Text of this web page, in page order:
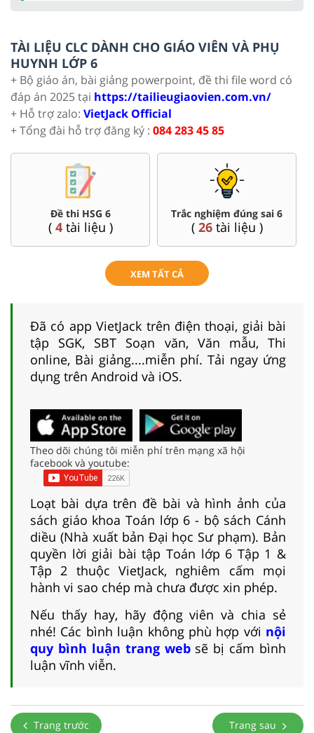
TÀI LIỆU CLC DÀNH CHO GIÁO VIÊN VÀ PHỤ
HUYNH LỚP 6
+ Bộ giáo án, bài giảng powerpoint, đề thi file word có
đáp án 2025 tại https://tailieugiaovien.com.vn/
+ Hỗ trợ zalo: VietJack Official
+ Tổng đài hỗ trợ đăng ký : 084 283 45 85
Đề thi HSG 6
( 4tài liệu )
Trắc nghiệm đúng sai 6
( 26tài liệu )
XEM TẤT CẢ
Đã có app VietJack trên điện thoại, giải bài
tập SGK, SBT Soạn văn, Văn mẫu, Thi
online, Bài giảng....miễn phí. Tải ngay ứng
dụng trên Android và iOS.
Theo dõi chúng tôi miễn phí trên mạng xã hội
facebook và youtube:
Loạt bài dựa trên đề bài và hình ảnh của
sách giáo khoa Toán lớp 6 - bộ sách Cánh
diều (Nhà xuất bản Đại học Sư phạm). Bản
quyền lời giải bài tập Toán lớp 6 Tập 1 &
Tập 2 thuộc VietJack, nghiêm cấm mọi
hành vi sao chép mà chưa được xin phép.
Nếu thấy hay, hãy động viên và chia sẻ
nhé! Các bình luận không phù hợp với nội
quy bình luận trang websẽ bị cấm bình
luận vĩnh viễn.
Trang trước Trang sau